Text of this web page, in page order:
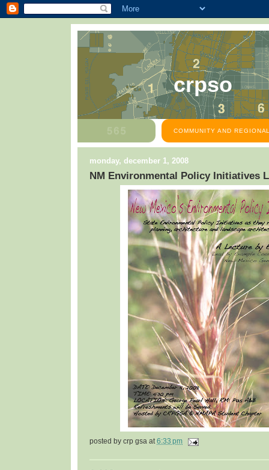
crpso
COMMUNITY AND
monday, december 1, 2008
NM Environmental Policy Initiatives
posted by crp gsa at 6:33 pm